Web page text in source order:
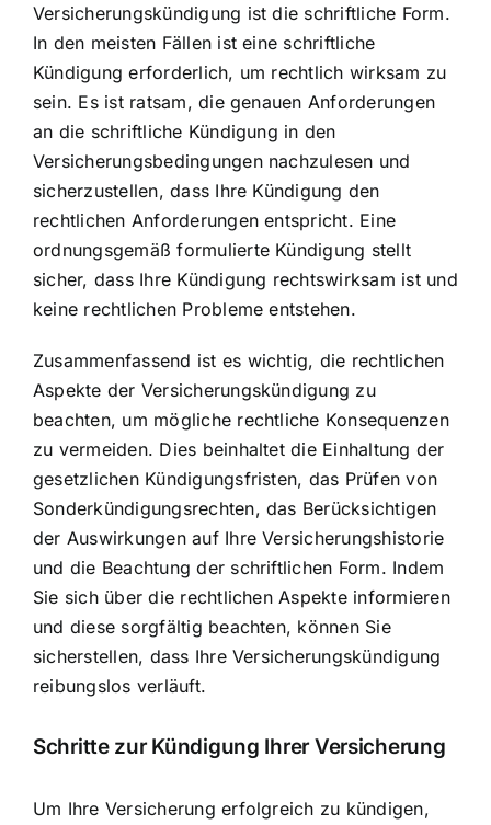
Versicherungskündigung ist die schriftliche Form.
In den meisten Fällen ist eine schriftliche
Kündigung erforderlich, um rechtlich wirksam zu
sein. Es ist ratsam, die genauen Anforderungen
an die schriftliche Kündigung in den
Versicherungsbedingungen nachzulesen und
sicherzustellen, dass Ihre Kündigung den
rechtlichen Anforderungen entspricht. Eine
ordnungsgemäß formulierte Kündigung stellt
sicher, dass Ihre Kündigung rechtswirksam ist und
keine rechtlichen Probleme entstehen.
Zusammenfassend ist es wichtig, die rechtlichen
Aspekte der Versicherungskündigung zu
beachten, um mögliche rechtliche Konsequenzen
zu vermeiden. Dies beinhaltet die Einhaltung der
gesetzlichen Kündigungsfristen, das Prüfen von
Sonderkündigungsrechten, das Berücksichtigen
der Auswirkungen auf Ihre Versicherungshistorie
und die Beachtung der schriftlichen Form. Indem
Sie sich über die rechtlichen Aspekte informieren
und diese sorgfältig beachten, können Sie
sicherstellen, dass Ihre Versicherungskündigung
reibungslos verläuft.
Schritte zur Kündigung Ihrer Versicherung
Um Ihre Versicherung erfolgreich zu kündigen,